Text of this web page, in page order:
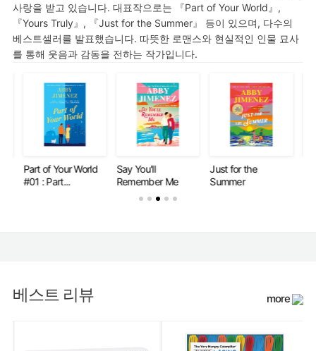
사랑을 받고 있습니다. 대표작으로는 『Part of Your World』,
『Yours Truly』, 『Just for the Summer』 등이 있으며, 다수의
베스트셀러를 발표했습니다. 따뜻한 로맨스와 현실적인 인물 묘사
를 통해 웃음과 감동을 전하는 작가입니다.
Part of Your World
#01 : Part...
Say You'll
Remember Me
Just for the
Summer
베스트 리뷰 more